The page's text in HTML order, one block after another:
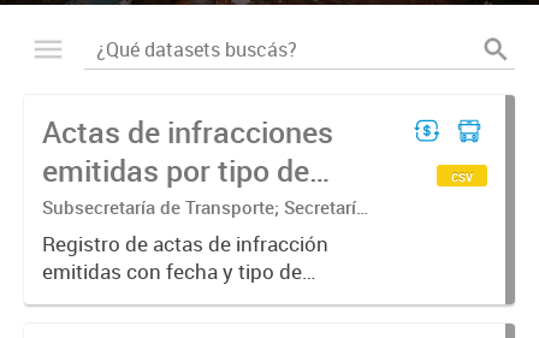
Actas de infracciones
emitidas por tipo de
vehiculo
Subsecretaría de Transporte; Secretaría
de Movilidad Urbana y Seguridad
ciudadana
Registro de actas de infracción
emitidas con fecha y tipo de
transporte
csv